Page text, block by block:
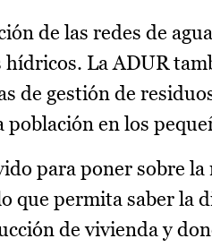
de las redes de
hídricos. La ADUR
de gestión de
en los
para poner sobre
que permita saber la
de vivienda y